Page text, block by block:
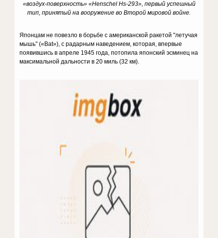
«воздух-поверхность» «Henschel Hs-293», первый успешный
тип, принятый на вооружение во Второй мировой войне.
Японцам не повезло в борьбе с американской ракетой "летучая
мышь" («Bat»), с радарным наведением, которая, впервые
появившись в апреле 1945 года, потопила японский эсминец на
максимальной дальности в 20 миль (32 км).